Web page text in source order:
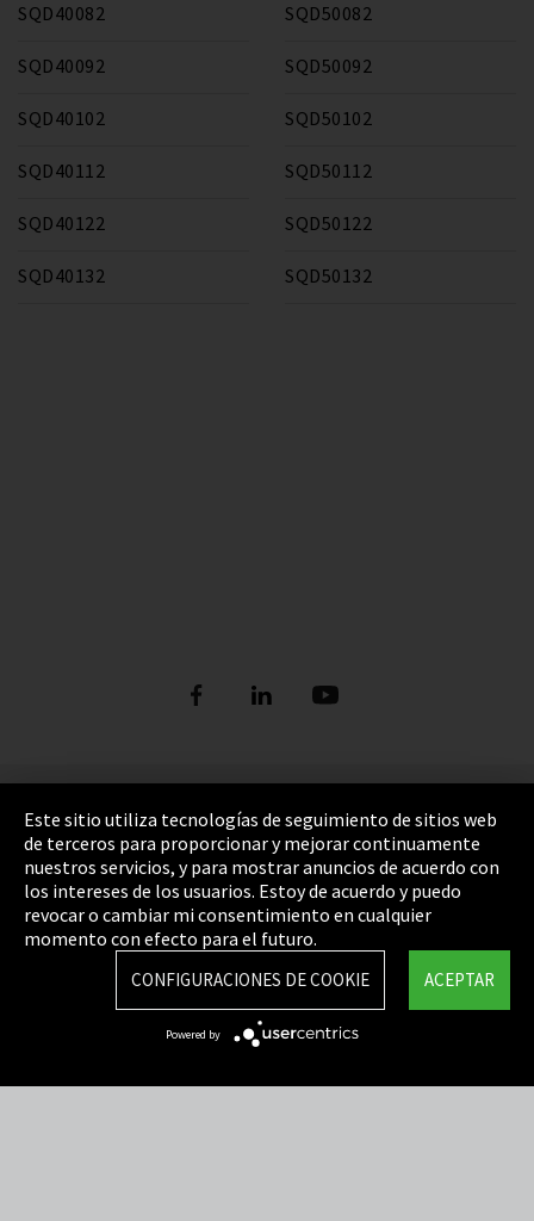
SQD40082
SQD40092
SQD40102
SQD40112
SQD40122
SQD40132
SQD50082
SQD50092
SQD50102
SQD50112
SQD50122
SQD50132
Pie de imprenta
Política de privacidad
Cookie Settings
Términos y Condiciones
Mapa del sitio
Integrity Line
Este sitio utiliza tecnologías de seguimiento de sitios web
de terceros para proporcionar y mejorar continuamente
nuestros servicios, y para mostrar anuncios de acuerdo con
los intereses de los usuarios. Estoy de acuerdo y puedo
revocar o cambiar mi consentimiento en cualquier
momento con efecto para el futuro.
ACEPTAR
CONFIGURACIONES DE COOKIE
Powered by